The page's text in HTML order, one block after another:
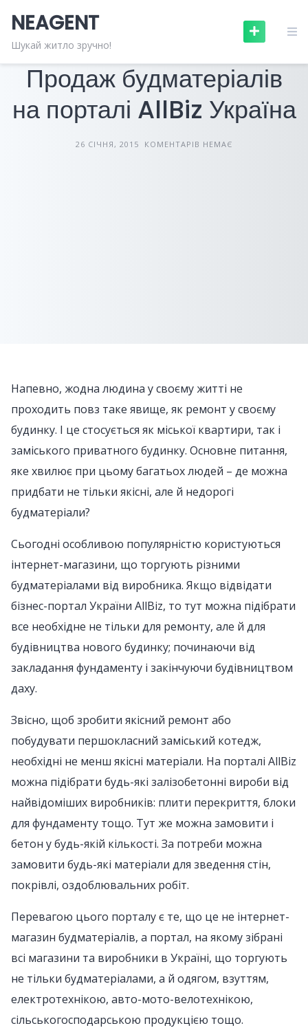
content
NEAGENT
Шукай житло зручно!БУДІВЕЛЬНІ МАТЕРІАЛИ
Продаж будматеріалів
на порталі AllBiz Україна
26 СІЧНЯ, 2015 КОМЕНТАРІВ НЕМАЄ
Напевно, жодна людина у своєму житті не
проходить повз таке явище, як ремонт у своєму
будинку. І це стосується як міської квартири, так і
заміського приватного будинку. Основне питання,
яке хвилює при цьому багатьох людей – де можна
придбати не тільки якісні, але й недорогі
будматеріали?
Сьогодні особливою популярністю користуються
інтернет-магазини, що торгують різними
будматеріалами від виробника. Якщо відвідати
бізнес-портал України AllBiz, то тут можна підібрати
все необхідне не тільки для ремонту, але й для
будівництва нового будинку; починаючи від
закладання фундаменту і закінчуючи будівництвом
даху.
Звісно, щоб зробити якісний ремонт або
побудувати першокласний заміський котедж,
необхідні не менш якісні матеріали. На порталі AllBiz
можна підібрати будь-які залізобетонні вироби від
найвідоміших виробників: плити перекриття, блоки
для фундаменту тощо. Тут же можна замовити і
бетон у будь-якій кількості. За потреби можна
замовити будь-які матеріали для зведення стін,
покрівлі, оздоблювальних робіт.
Перевагою цього порталу є те, що це не інтернет-
магазин будматеріалів, а портал, на якому зібрані
всі магазини та виробники в Україні, що торгують
не тільки будматеріалами, а й одягом, взуттям,
електротехнікою, авто-мото-велотехнікою,
сільськогосподарською продукцією тощо.